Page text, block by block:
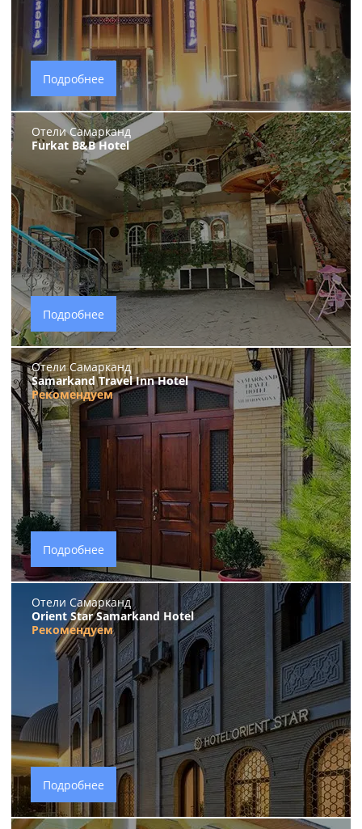
Подробнее
Отели Самарканд
Furkat B&B Hotel
Подробнее
Отели Самарканд
Samarkand Travel Inn Hotel
Рекомендуем
Подробнее
Отели Самарканд
Orient Star Samarkand Hotel
Рекомендуем
Подробнее